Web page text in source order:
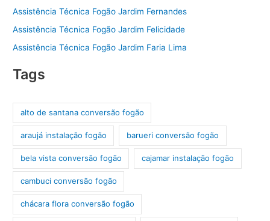
Assistência Técnica Fogão Jardim Fernandes
Assistência Técnica Fogão Jardim Felicidade
Assistência Técnica Fogão Jardim Faria Lima
Tags
alto de santana conversão fogão
araujá instalação fogão barueri conversão fogão
bela vista conversão fogão cajamar instalação fogão
cambuci conversão fogão
chácara flora conversão fogão